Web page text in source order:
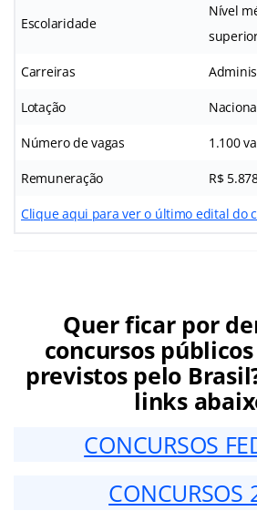
Escolaridade
Nível
Carreiras
Lotação
Número de vagas 1.100
Remuneração R$
Clique aqui para ver o último edital do
Quer ficar por
concursos
previstos pelo
links
CONCURSOS
CONCURSOS